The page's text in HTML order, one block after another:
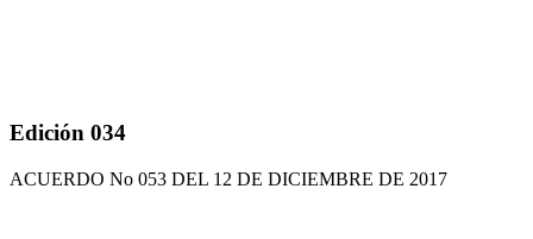
Edición 034
ACUERDO No 053 DEL 12 DE DICIEMBRE DE 2017